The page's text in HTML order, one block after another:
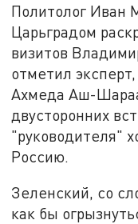
Политолог Иван
Царьградом
визитов
отметил
Ахмеда Аш-
двусторонних
"руководителя"
Россию.
Зеленский, со
как бы